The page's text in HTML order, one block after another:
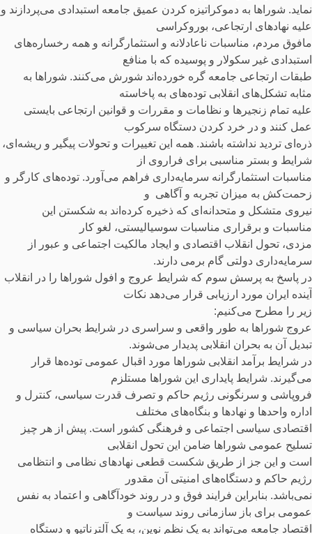
نماید. شوراها به دموکراتیزه کردن عمیق جامعه استبدادی می‌پردازند و
علیه نهادهای ارتجاعی، بوروکراسی
مافوق مردم، مناسبات ناعادلانه و استثمارگرانه و همه رخساره‌های
استبدادی غیر سکولار و پوسیده که با منافع
طبقات ارتجاعی جامعه گره خورده‌اند شورش می‌کنند. شوراها به
مثابه تشکل‌های انقلابی توده‌های به پاخاسته
علیه تمام زنجیرها و نظامات و مقررات و قوانین ارتجاعی بایستی
عمل کنند و در خرد کردن دستگاه سرکوب
ذره‌ای تردید نداشته باشند. همه این تغییرات و تحولات پیگیر و ریشه‌ای،
شرایط و بستر مناسبی برای فراروی از
مناسبات استثمارگرانه سرمایه‌داری فراهم می‌آورد. توده‌های کارگر و
زحمت‌کش به میزان تجربه و آگاهی و
نیروی متشکل و متحدانه‌ای که ذخیره کرده‌اند به شکستن این
مناسبات و برقراری مناسبات سوسیالیستی، لغو کار
مزدی، تحول انقلاب اقتصادی و ایجاد مالکیت اجتماعی و عبور از
سرمایه‌داری دولتی گام برمی دارند.
در پاسخ به پرسش سوم که شرایط عروج و افول شوراها را در انقلاب
آینده ایران مورد ارزیابی قرار می‌دهد نکات
زیر را مطرح می‌کنیم:
عروج شوراها به طور واقعی و سراسری در شرایط بحران سیاسی و
تبدیل آن به بحران انقلابی پدیدار می‌شوند.
در شرایط برآمد انقلابی شوراها مورد اقبال عمومی توده‌ها قرار
می‌گیرند. شرایط پایداری این شوراها مستلزم
فروپاشی و سرنگونی رژیم حاکم و تصرف قدرت سیاسی، کنترل و
اداره واحدها و نهادها و بنگاه‌های مختلف
اقتصادی سیاسی اجتماعی و فرهنگی کشور است. پیش از هر چیز
تسلیح عمومی شوراها ضامن این تحول انقلابی
است و این جز از طریق شکست قطعی نهادهای نظامی و انتظامی
رژیم حاکم و دستگاه‌های امنیتی آن مقدور
نمی‌باشد. بنابراین فرایند فوق و در روند خودآگاهی و اعتماد به نفس
عمومی برای باز سازمانی روند سیاست و
اقتصاد جامعه می‌تواند به یک نظم نوین، به یک آلترناتیو و دستگاه